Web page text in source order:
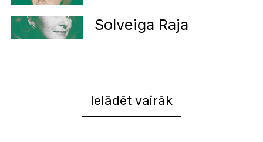
Solveiga Raja
Ielādēt vairāk